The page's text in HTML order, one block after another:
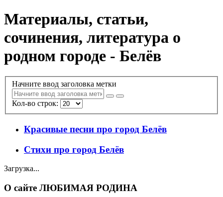
Материалы, статьи,
сочинения, литература о
родном городе - Белёв
Начните ввод заголовка метки
Кол-во строк:
Красивые песни про город Белёв
Стихи про город Белёв
Загрузка...
О сайте ЛЮБИМАЯ РОДИНА